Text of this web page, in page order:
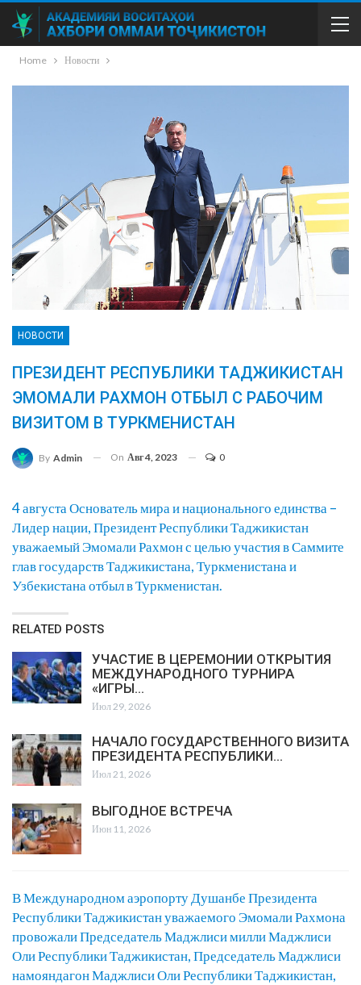
Home Новости
НОВОСТИ
ПРЕЗИДЕНТ РЕСПУБЛИКИ ТАДЖИКИСТАН
ЭМОМАЛИ РАХМОН ОТБЫЛ С РАБОЧИМ
ВИЗИТОМ В ТУРКМЕНИСТАН
By Admin On Авг 4, 2023 0
4 августа Основатель мира и национального единства –
Лидер нации, Президент Республики Таджикистан
уважаемый Эмомали Рахмон с целью участия в Саммите
глав государств Таджикистана, Туркменистана и
Узбекистана отбыл в Туркменистан.
RELATED POSTS
УЧАСТИЕ В ЦЕРЕМОНИИ ОТКРЫТИЯ
МЕЖДУНАРОДНОГО ТУРНИРА
«ИГРЫ…
Июл 29, 2026
НАЧАЛО ГОСУДАРСТВЕННОГО ВИЗИТА
ПРЕЗИДЕНТА РЕСПУБЛИКИ…
Июл 21, 2026
ВЫГОДНОЕ ВСТРЕЧА
Июн 11, 2026
В Международном аэропорту Душанбе Президента
Республики Таджикистан уважаемого Эмомали Рахмона
провожали Председатель Маджлиси милли Маджлиси
Оли Республики Таджикистан, Председатель Маджлиси
намояндагон Маджлиси Оли Республики Таджикистан,